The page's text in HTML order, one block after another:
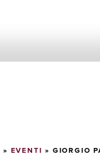
» EVENTI » GIORGIO